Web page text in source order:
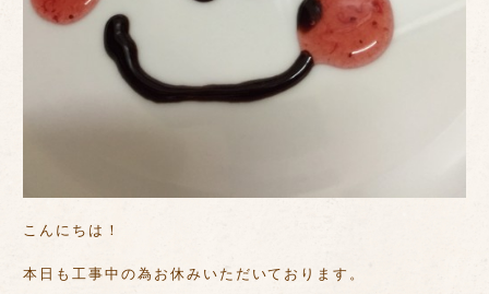
こんにちは！
本日も工事中の為お休みいただいております。